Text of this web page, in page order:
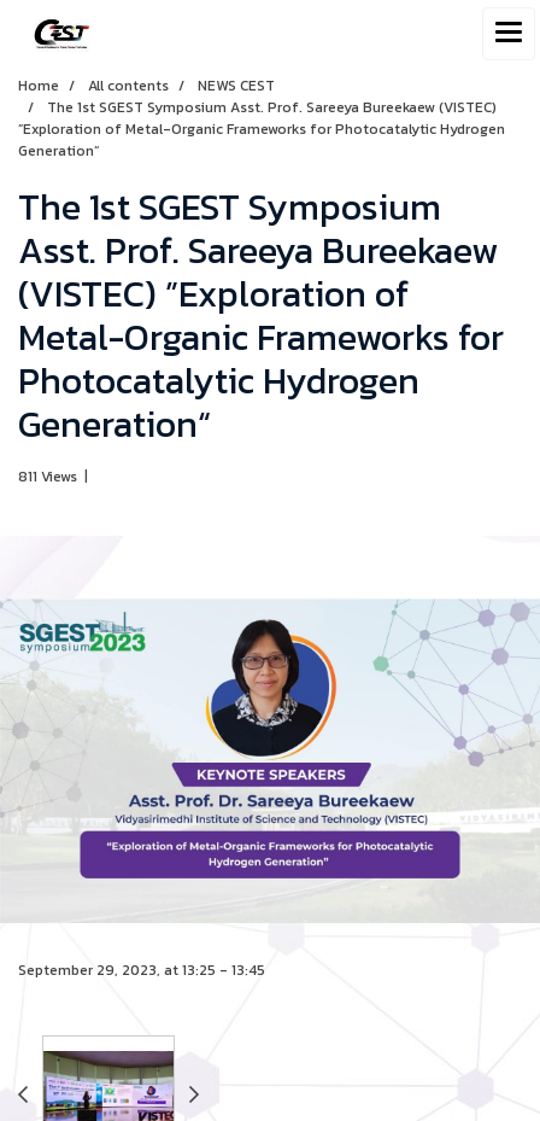
Home All contents
NEWS CEST
The 1st SGEST Symposium Asst. Prof. Sareeya Bureekaew (VISTEC)
”Exploration of Metal-Organic Frameworks for Photocatalytic Hydrogen
Generation“
The 1st SGEST Symposium
Asst. Prof. Sareeya Bureekaew
(VISTEC) ”Exploration of
Metal-Organic Frameworks for
Photocatalytic Hydrogen
Generation“
811 Views |
September 29, 2023, at 13:25 - 13:45